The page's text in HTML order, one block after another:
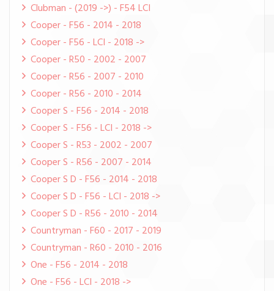
Clubman - (2019 ->) - F54 LCI
Cooper - F56 - 2014 - 2018
Cooper - F56 - LCI - 2018 ->
Cooper - R50 - 2002 - 2007
Cooper - R56 - 2007 - 2010
Cooper - R56 - 2010 - 2014
Cooper S - F56 - 2014 - 2018
Cooper S - F56 - LCI - 2018 ->
Cooper S - R53 - 2002 - 2007
Cooper S - R56 - 2007 - 2014
Cooper S D - F56 - 2014 - 2018
Cooper S D - F56 - LCI - 2018 ->
Cooper S D - R56 - 2010 - 2014
Countryman - F60 - 2017 - 2019
Countryman - R60 - 2010 - 2016
One - F56 - 2014 - 2018
One - F56 - LCI - 2018 ->